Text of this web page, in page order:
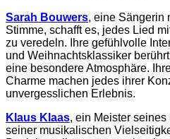
Sarah Bouwers, eine Sängerin
Stimme, schafft es, jedes Lied
zu veredeln. Ihre gefühlvolle
und Weihnachtsklassiker
eine besondere Atmosphäre.
Charme machen jedes ihrer
unvergesslichen Erlebnis.
Klaus Klaas, ein Meister
seiner musikalischen